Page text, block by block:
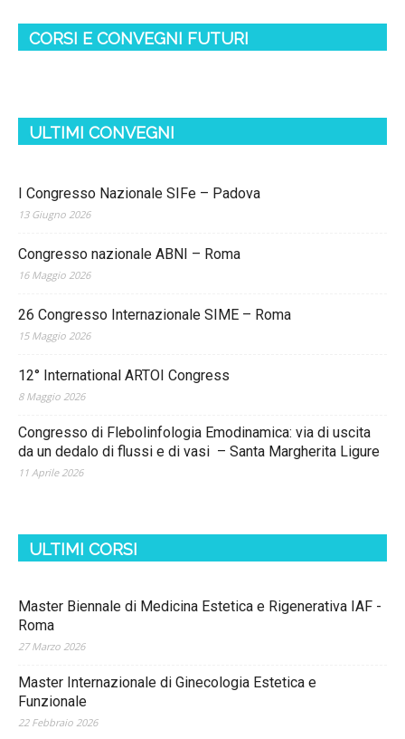
CORSI E CONVEGNI FUTURI
ULTIMI CONVEGNI
I Congresso Nazionale SIFe – Padova
13 Giugno 2026
Congresso nazionale ABNI – Roma
16 Maggio 2026
26 Congresso Internazionale SIME – Roma
15 Maggio 2026
12° International ARTOI Congress
8 Maggio 2026
Congresso di Flebolinfologia Emodinamica: via di uscita
da un dedalo di flussi e di vasi – Santa Margherita Ligure
11 Aprile 2026
ULTIMI CORSI
Master Biennale di Medicina Estetica e Rigenerativa IAF -
Roma
27 Marzo 2026
Master Internazionale di Ginecologia Estetica e
Funzionale
22 Febbraio 2026